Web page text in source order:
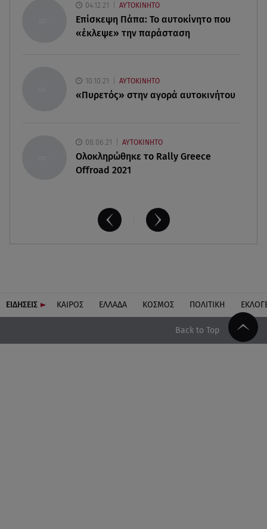
05.08.26 , 20:39
Σύγκρουση ελικοπτέρων: Αυτός είναι ο Έλληνας
χειριστής που σκοτώθηκε
Πόσο καιρό παίρνει σε ένα δάσος να πρασινίσει
ξανά μετά από πυρκαγιά
04.12.21 ΑΥΤΟΚΙΝΗΤΟ
Επίσκεψη Πάπα: Το αυτοκίνητο που
«έκλεψε» την παράσταση
10.10.21 ΑΥΤΟΚΙΝΗΤΟ
«Πυρετός» στην αγορά αυτοκινήτου
08.06.21 ΑΥΤΟΚΙΝΗΤΟ
Ολοκληρώθηκε το Rally Greece
Offroad 2021
ΕΙΔΗΣΕΙΣ ΚΑΙΡΟΣ ΕΛΛΑΔΑ ΚΟΣΜΟΣ ΠΟΛΙΤΙΚΗ
Back to Top